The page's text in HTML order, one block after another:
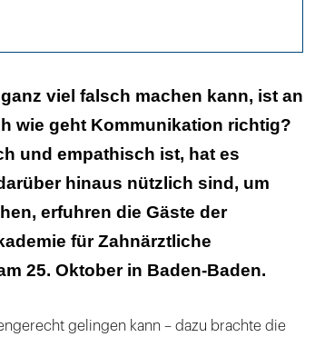
und Sonde
anschauen
besser authentisch
viel falsch machen kann, ist an
wie geht Kommunikation richtig?
und empathisch ist, hat es
hinaus nützlich sind, um
erfuhren die Gäste der
für Zahnärztliche
25. Oktober in Baden-Baden.
gelingen kann – dazu brachte die